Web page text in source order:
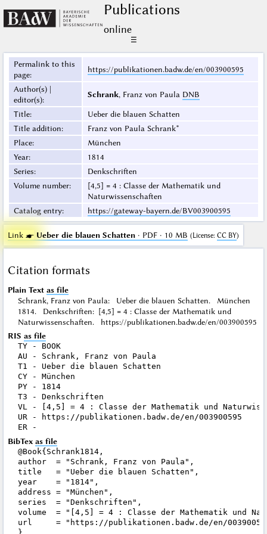
Publications
online
☰
Permalink to this
page:
https://publikationen.badw.de/en/003900595
Author(s) |
editor(s):
Schrank, Franz von Paula DNB
Title:
Ueber die blauen Schatten
Title addition:
Franz von Paula Schrank*
Place:
München
Year:
1814
Series:
Denkschriften
Volume number:
[4,5] = 4 : Classe der Mathematik und
Naturwissenschaften
Catalog entry: https://gateway-bayern.de/BV003900595
Link ☛ Ueber die blauen Schatten· PDF · 10 MB (License: CC BY)
Citation formats
Plain Text as file
Schrank, Franz von Paula: Ueber die blauen Schatten. München
1814. Denkschriften: [4,5] = 4 : Classe der Mathematik und
Naturwissenschaften. https://publikationen.badw.de/en/003900595
RIS as file
TY - BOOK
AU - Schrank, Franz von Paula
T1 - Ueber die blauen Schatten
CY - München
PY - 1814
T3 - Denkschriften
VL - [4,5] = 4 : Classe der Mathematik und
UR - https://publikationen.badw.de/en/003900595
BibTex as file
@Book{Schrank1814,
author  = "Schrank, Franz von Paula",
title   = "Ueber die blauen Schatten",
year    = "1814",
address = "München",
series  = "Denkschriften",
volume  = "[4,5] = 4 : Classe der Mathematik und
url     = "https://publikationen.badw.de/en/